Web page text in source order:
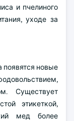
и пчелиного
уходе за
появятся новые
Существует
этикеткой,
мед более